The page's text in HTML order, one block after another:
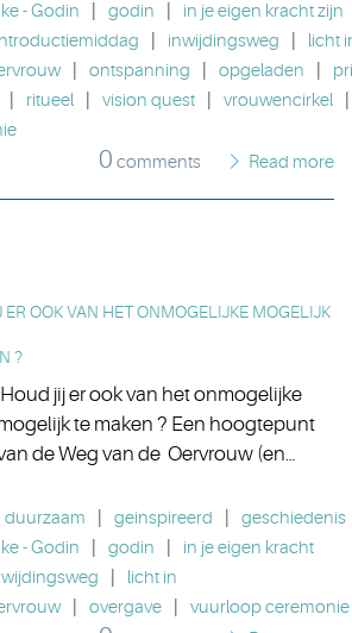
- Godin
godin
in je eigen kracht zijn
inwijdingsweg
licht
ontspanning opgeladen
ritueel vision quest vrouwencirkel
0 comments Read more
ER OOK VAN HET ONMOGELIJKE MOGELIJK
?
Houd jij er ook van het onmogelijke
te maken ? Een hoogtepunt
de Weg van de Oervrouw (en…
duurzaam geinspireerd
geschiedenis
- Godin
godin
in je eigen kracht
licht in
overgave vuurloop ceremonie